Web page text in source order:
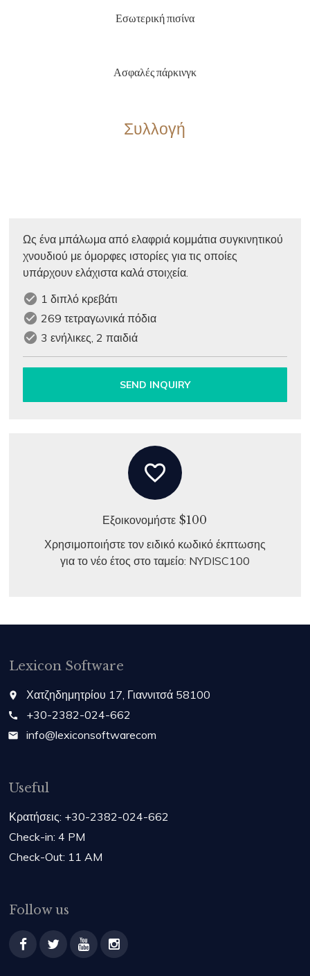
Εσωτερική πισίνα
Ασφαλές πάρκινγκ
Συλλογή
Ως ένα μπάλωμα από ελαφριά κομμάτια συγκινητικού
χνουδιού με όμορφες ιστορίες για τις οποίες
υπάρχουν ελάχιστα καλά στοιχεία.
check_circle 1 διπλό κρεβάτι
check_circle 269 τετραγωνικά πόδια
check_circle 3 ενήλικες, 2 παιδιά
SEND INQUIRY
favorite_border
Εξοικονομήστε $100
Χρησιμοποιήστε τον ειδικό κωδικό έκπτωσης
για το νέο έτος στο ταμείο: NYDISC100
Lexicon Software
place Χατζηδημητρίου 17, Γιαννιτσά 58100
call +30-2382-024-662
email info@lexiconsoftwarecom
Useful
Κρατήσεις: +30-2382-024-662
Check-in: 4 PM
Check-Out: 11 AM
Follow us